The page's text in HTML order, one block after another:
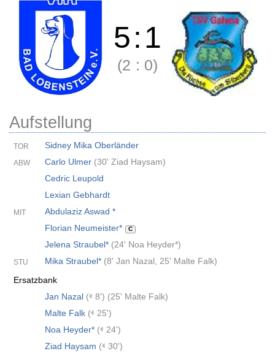
5:1
(2 : 0)
Aufstellung
TOR Sidney Mika Oberländer
ABW Carlo Ulmer (30' Ziad Haysam)
Cedric Leupold
Lexian Gebhardt
MIT
Abdulaziz Aswad *
Florian Neumeister*
C
Jelena Straubel* (24' Noa Heyder*)
STU Mika Straubel* (8' Jan Nazal 25' Malte Falk)
Ersatzbank
Jan Nazal ( 8') (25' Malte Falk)
Malte Falk (
25')
Noa Heyder* (
24')
Ziad Haysam ( 30')